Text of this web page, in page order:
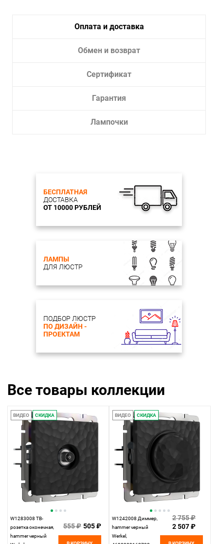
Оплата и доставка
Обмен и возврат
Сертификат
Гарантия
Лампочки
БЕСПЛАТНАЯ
ДОСТАВКА
ОТ 10000 РУБЛЕЙ
ЛАМПЫ
ДЛЯ ЛЮСТР
ПОДБОР ЛЮСТР
ПО ДИЗАЙН -
ПРОЕКТАМ
Все товары коллекции
ВИДЕО СКИДКА
W1283008 ТВ-
розетка оконечная,
hammer черный
555 ₽ 505 ₽
ВИДЕО СКИДКА
W1242008 Диммер,
hammer черный
Werkel,
2 755 ₽
2 507 ₽